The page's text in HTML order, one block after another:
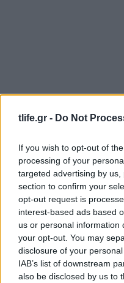
tlife.gr - Do Not
If you wish to opt-out of
processing of your
targeted advertising by
section to confirm your
opt-out request is
interest-based ads based
us or personal information
your opt-out. You may
disclosure of your
IAB’s list of downstream
also be disclosed by us to